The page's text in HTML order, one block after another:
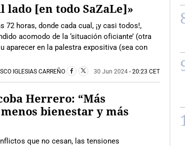
[en todo SaZaLe]»
72 horas, donde cada cual, ¡y casi todos!,
acomodo de la ‘situación oficiante’ (otra
aparecer en la palestra expositiva (sea con
IGLESIAS CARREÑO 30 Jun 2024 - 20:23 CET
Herrero: “Más
bienestar y más
que no cesan, las tensiones